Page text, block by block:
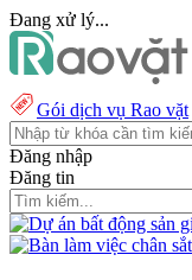
Đang xử lý...
Gói dịch vụ Rao vặt
Đăng nhập
Đăng tin